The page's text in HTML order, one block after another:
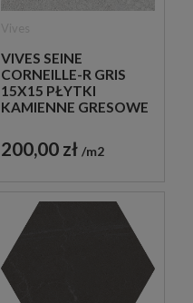
VIVES SEINE
CORNEILLE-R GRIS
15X15 PŁYTKI
KAMIENNE GRESOWE
200,00 zł m2